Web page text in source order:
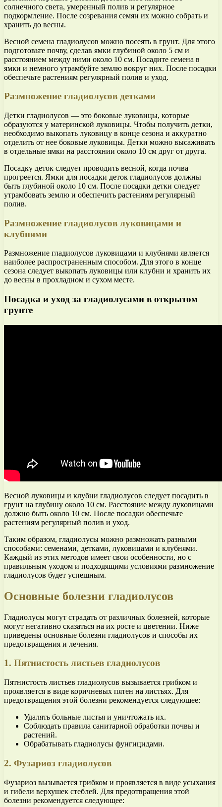
солнечного света, умеренный полив и регулярное
подкормление. После созревания семян их можно собрать и
хранить до весны.
Весной семена гладиолусов можно посеять в грунт. Для этого
подготовьте почву, сделав ямки глубиной около 5 см и
расстоянием между ними около 10 см. Посадите семена в
ямки и немного утрамбуйте землю вокруг них. После посадки
обеспечьте растениям регулярный полив и уход.
Размножение гладиолусов детками
Детки гладиолусов — это боковые луковицы, которые
образуются у материнской луковицы. Чтобы получить детки,
необходимо выкопать луковицу в конце сезона и аккуратно
отделить от нее боковые луковицы. Детки можно высаживать
в отдельные ямки на расстоянии около 10 см друг от друга.
Посадку деток следует проводить весной, когда почва
прогреется. Ямки для посадки деток гладиолусов должны
быть глубиной около 10 см. После посадки детки следует
утрамбовать землю и обеспечить растениям регулярный
полив.
Размножение гладиолусов луковицами и
клубнями
Размножение гладиолусов луковицами и клубнями является
наиболее распространенным способом. Для этого в конце
сезона следует выкопать луковицы или клубни и хранить их
до весны в прохладном и сухом месте.
Посадка и уход за гладиолусами в открытом
грунте
Весной луковицы и клубни гладиолусов следует посадить в
грунт на глубину около 10 см. Расстояние между луковицами
должно быть около 10 см. После посадки обеспечьте
растениям регулярный полив и уход.
Таким образом, гладиолусы можно размножать разными
способами: семенами, детками, луковицами и клубнями.
Каждый из этих методов имеет свои особенности, но с
правильным уходом и подходящими условиями размножение
гладиолусов будет успешным.
Основные болезни гладиолусов
Гладиолусы могут страдать от различных болезней, которые
могут негативно сказаться на их росте и цветении. Ниже
приведены основные болезни гладиолусов и способы их
предотвращения и лечения.
1. Пятнистость листьев гладиолусов
Пятнистость листьев гладиолусов вызывается грибком и
проявляется в виде коричневых пятен на листьях. Для
предотвращения этой болезни рекомендуется следующее:
Удалять больные листья и уничтожать их.
Соблюдать правила санитарной обработки почвы и
растений.
Обрабатывать гладиолусы фунгицидами.
2. Фузариоз гладиолусов
Фузариоз вызывается грибком и проявляется в виде усыхания
и гибели верхушек стеблей. Для предотвращения этой
болезни рекомендуется следующее: